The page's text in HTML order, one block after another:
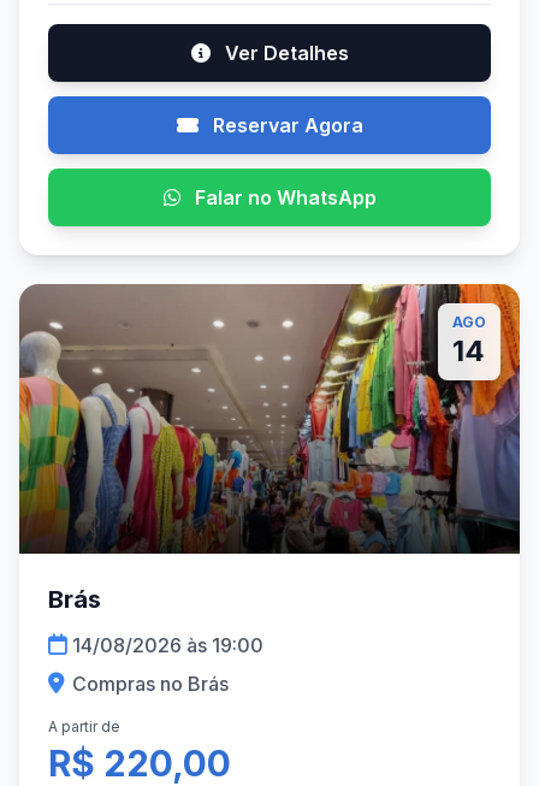
Ver Detalhes
Reservar Agora
Falar no WhatsApp
AGO
14
Brás
14/08/2026 às 19:00
Compras no Brás
A partir de
R$ 220,00